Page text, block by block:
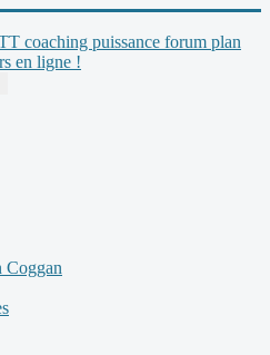
coaching puissance forum plan
en ligne !
Coggan